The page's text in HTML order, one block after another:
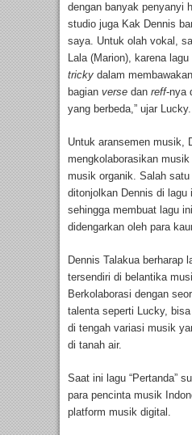
dengan banyak penyanyi
studio juga Kak Dennis
saya. Untuk olah vokal,
Lala (Marion), karena
tricky dalam
bagian verse dan reff-nya
yang berbeda,” ujar Lucky.
Untuk aransemen musik,
mengkolaborasikan
musik organik. Salah
ditonjolkan Dennis di lagu
sehingga membuat lagu
didengarkan oleh para
Dennis Talakua berharap
tersendiri di belantika
Berkolaborasi dengan
talenta seperti Lucky,
di tengah variasi musik
di tanah air.
Saat ini lagu “Pertanda”
para pencinta musik
platform musik digital.